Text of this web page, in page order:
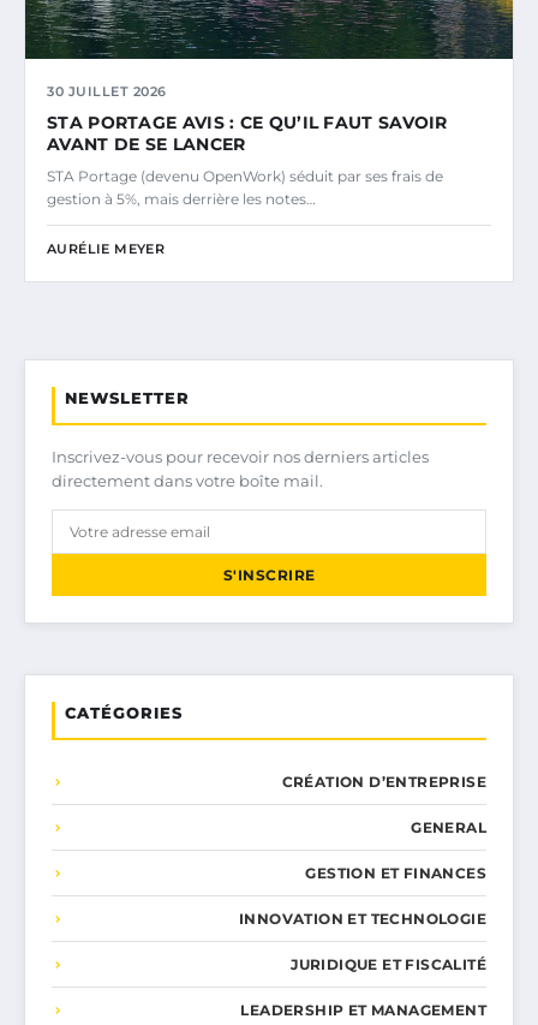
30 JUILLET 2026
STA PORTAGE AVIS : CE QU’IL FAUT SAVOIR
AVANT DE SE LANCER
STA Portage (devenu OpenWork) séduit par ses frais de
gestion à 5%, mais derrière les notes…
AURÉLIE MEYER
NEWSLETTER
Inscrivez-vous pour recevoir nos derniers articles
directement dans votre boîte mail.
S'INSCRIRE
CATÉGORIES
CRÉATION D’ENTREPRISE
GENERAL
GESTION ET FINANCES
INNOVATION ET TECHNOLOGIE
JURIDIQUE ET FISCALITÉ
LEADERSHIP ET MANAGEMENT